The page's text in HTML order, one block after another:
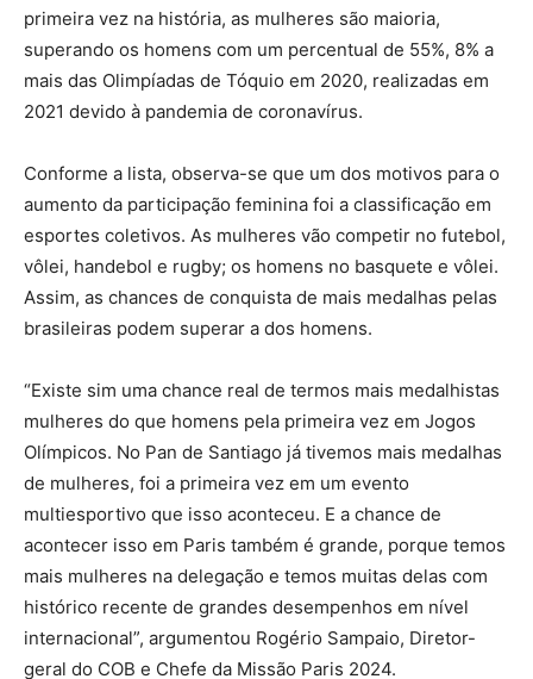
primeira vez na história, as mulheres são maioria,
superando os homens com um percentual de 55%, 8% a
mais das Olimpíadas de Tóquio em 2020, realizadas em
2021 devido à pandemia de coronavírus.
Conforme a lista, observa-se que um dos motivos para o
aumento da participação feminina foi a classificação em
esportes coletivos. As mulheres vão competir no futebol,
vôlei, handebol e rugby; os homens no basquete e vôlei.
Assim, as chances de conquista de mais medalhas pelas
brasileiras podem superar a dos homens.
“Existe sim uma chance real de termos mais medalhistas
mulheres do que homens pela primeira vez em Jogos
Olímpicos. No Pan de Santiago já tivemos mais medalhas
de mulheres, foi a primeira vez em um evento
multiesportivo que isso aconteceu. E a chance de
acontecer isso em Paris também é grande, porque temos
mais mulheres na delegação e temos muitas delas com
histórico recente de grandes desempenhos em nível
internacional”, argumentou Rogério Sampaio, Diretor-
geral do COB e Chefe da Missão Paris 2024.